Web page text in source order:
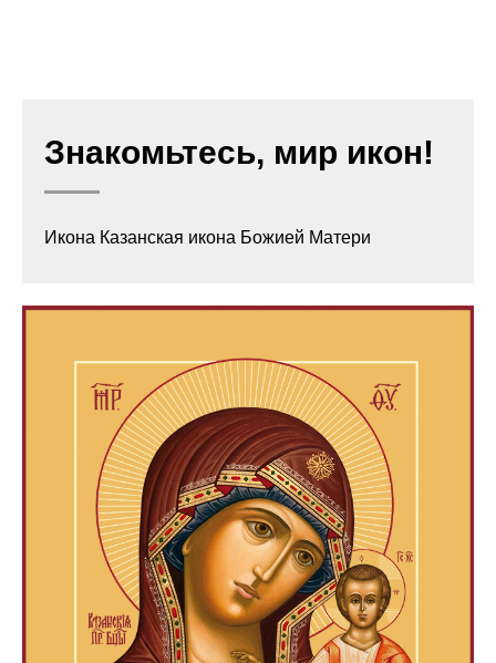
Знакомьтесь, мир икон!
Икона Казанская икона Божией Матери